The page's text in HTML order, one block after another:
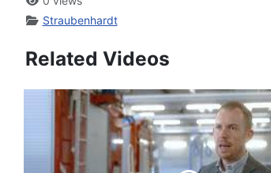
Straubenhardt
Related Videos